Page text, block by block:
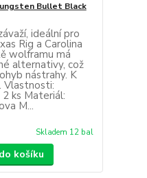
Bullet Black
ideální pro
Rig a Carolina
wolframu má
alternativy, což
nástrahy. K
Vlastnosti:
ks Materiál:
M...
Skladem 12 bal
košíku